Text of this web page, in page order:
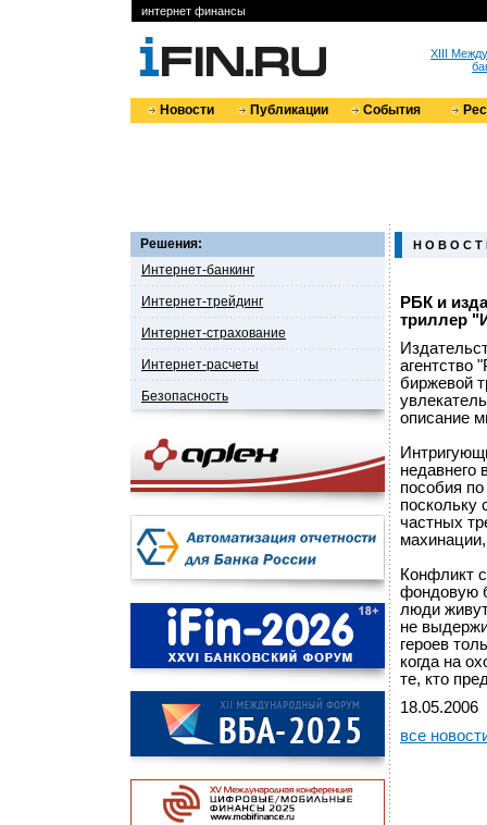
интернет финансы
XIII
Новости Публикации События
Решения:
Интернет-банкинг
Интернет-трейдинг
Интернет-страхование
Интернет-расчеты
Безопасность
Н О В О С Т
РБК и
триллер
агентство
биржевой
описание
недавнего
пособия
поскольку
частных
Конфликт
фондовую
люди
не
героев
когда на
те, кто
18.05.2006
все